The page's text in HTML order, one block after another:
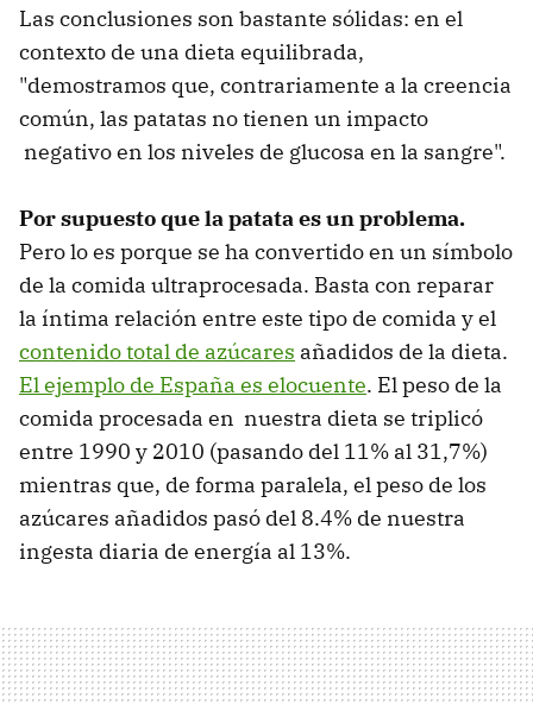
Las conclusiones son bastante sólidas: en el
contexto de una dieta equilibrada,
"demostramos que, contrariamente a la creencia
común, las patatas no tienen un impacto
negativo en los niveles de glucosa en la sangre".
Por supuesto que la patata es un problema.
Pero lo es porque se ha convertido en un símbolo
de la comida ultraprocesada. Basta con reparar
la íntima relación entre este tipo de comida y el
contenido total de azúcares añadidos de la dieta.
El ejemplo de España es elocuente. El peso de la
comida procesada en nuestra dieta se triplicó
entre 1990 y 2010 (pasando del 11% al 31,7%)
mientras que, de forma paralela, el peso de los
azúcares añadidos pasó del 8.4% de nuestra
ingesta diaria de energía al 13%.